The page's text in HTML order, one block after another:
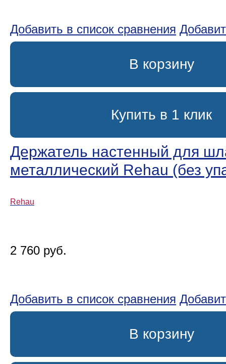
Добавить в список сравнения
В корзину
Купить в 1 клик
Держатель настенный для
металлический Rehau (без
Rehau
2 760 руб.
Добавить в список сравнения
В корзину